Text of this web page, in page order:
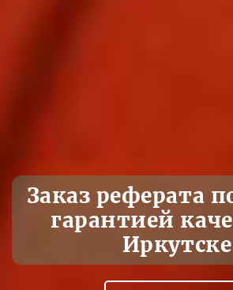
Заказ реферата
гарантией
Иркутске